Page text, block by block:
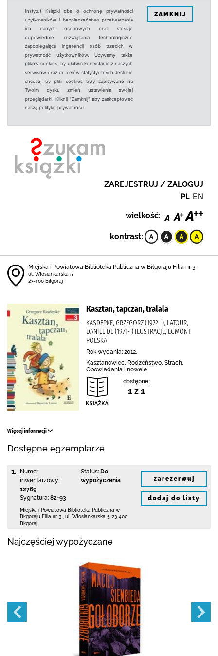
Instytut Książki dba o ochronę prywatności
użytkowników i bezpieczeństwo przetwarzania
ich danych osobowych oraz stosuje
odpowiednie rozwiązania technologiczne
zapobiegające ingerencji osób trzecich w
prywatność użytkowników. Używamy także
plików cookies, by ułatwić korzystanie z naszych
serwisów oraz do celów statystycznych.Jeśli nie
chcesz, by pliki cookies były zapisywane na
Twoim dysku zmień ustawienia swojej
przeglądarki. Kliknij "Zamknij" aby zaakceptować
naszą politykę prywatności.
ZAMKNIJ
ZAREJESTRUJ / ZALOGUJ
PL EN
wielkość:
kontrast:
Miejska i Powiatowa Biblioteka Publiczna w Biłgoraju Filia nr 3
ul. Włosiankarska 5
23-400 Biłgoraj
Kasztan, tapczan, tralala
KASDEPKE, GRZEGORZ (1972- ), LATOUR,
DANIEL DE (1971- ) ILUSTRACJE, EGMONT
POLSKA
Rok wydania: 2012.
Kasztanowiec, Rodzeństwo, Strach,
Opowiadania i nowele
dostępne:
1 z 1
Więcej informacji
Dostępne egzemplarze
1.
Numer
inwentarzowy:
12769
Sygnatura: 82-93
Status: Do
wypożyczenia
Miejska i Powiatowa Biblioteka Publiczna w
Biłgoraju Filia nr 3
ul. Włosiankarska 5 23-400
Biłgoraj
zarezerwuj
dodaj do listy
Najczęściej wypożyczane